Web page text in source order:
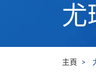
尤
主頁